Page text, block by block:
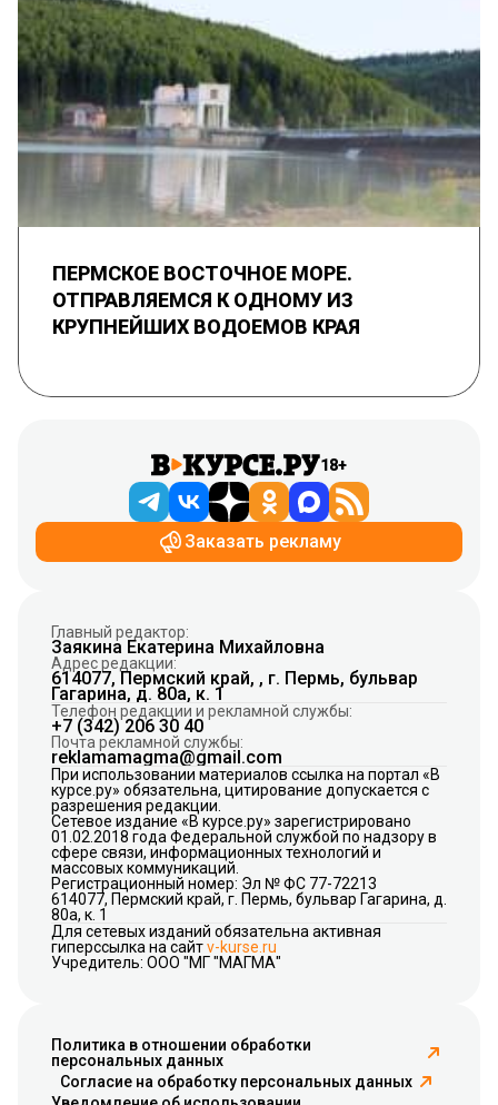
ПЕРМСКОЕ ВОСТОЧНОЕ МОРЕ.
ОТПРАВЛЯЕМСЯ К ОДНОМУ ИЗ
КРУПНЕЙШИХ ВОДОЕМОВ КРАЯ
18+
Заказать рекламу
Главный редактор:
Заякина Екатерина Михайловна
Адрес редакции:
614077, Пермский край, , г. Пермь, бульвар
Гагарина, д. 80а, к. 1
Телефон редакции и рекламной службы:
+7 (342) 206 30 40
Почта рекламной службы:
reklamamagma@gmail.com
При использовании материалов ссылка на портал «В
курсе.ру» обязательна, цитирование допускается с
разрешения редакции.
Сетевое издание «В курсе.ру» зарегистрировано
01.02.2018 года Федеральной службой по надзору в
сфере связи, информационных технологий и
массовых коммуникаций.
Регистрационный номер: Эл № ФС 77-72213
614077, Пермский край, г. Пермь, бульвар Гагарина, д.
80а, к. 1
Для сетевых изданий обязательна активная
гиперссылка на сайтv-kurse.ru
Учредитель: ООО "МГ "МАГМА"
Политика в отношении обработки
персональных данных
Согласие на обработку персональных данных